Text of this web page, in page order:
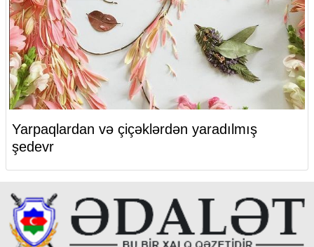
Yarpaqlardan və çiçəklərdən yaradılmış
şedevr